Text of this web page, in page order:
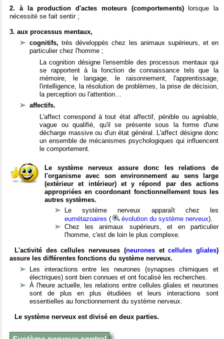
2. à la production d'actes moteurs (comportements)lorsque la
nécessité se fait sentir ;
3. aux processus mentaux,
cognitifs,très développés chez les animaux supérieurs, et en
particulier chez l'homme ;
La cognition désigne l'ensemble des processus mentaux qui
se rapportent à la fonction de connaissance tels que la
mémoire, le langage, le raisonnement, l'apprentissage,
l'intelligence, la résolution de problèmes, la prise de décision,
la perception ou l'attention…
affectifs.
L'affect correspond à tout état affectif, pénible ou agréable,
vague ou qualifié, qu'il se présente sous la forme d'une
décharge massive ou d'un état général. L'affect désigne donc
un ensemble de mécanismes psychologiques qui influencent
le comportement.
Le système nerveux assure donc les relations de
l'organisme avec son environnement au sens large
(extérieur et intérieur) et y répond par des actions
appropriées en coordonant fonctionnellement tous les
autres systèmes.
Le système nerveux apparaît chez les
eumétazoaires ( évolution du système nerveux).
Chez les animaux supérieurs, et en particulier
l'homme, c'est de loin le plus complexe.
L'activité des cellules nerveuses (neuronesetcellules gliales)
assure les différentes fonctions du système nerveux.
Les interactions entre les neurones (synapses chimiques et
électriques) sont bien connues et ont focalisé les recherches.
À l'heure actuelle, les relations entre cellules gliales et neurones
sont de plus en plus étudiées et leurs interactions sont
essentielles au fonctionnement du système nerveux.
Le système nerveux est divisé en deux parties.